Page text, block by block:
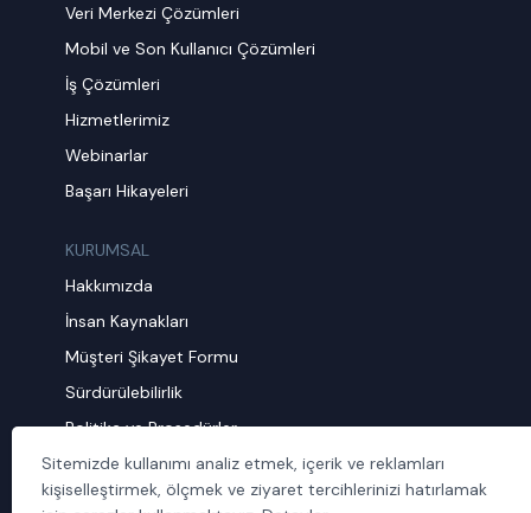
Veri Merkezi Çözümleri
Mobil ve Son Kullanıcı Çözümleri
İş Çözümleri
Hizmetlerimiz
Webinarlar
Başarı Hikayeleri
KURUMSAL
Hakkımızda
İnsan Kaynakları
Müşteri Şikayet Formu
Sürdürülebilirlik
Politika ve Prosedürler
İletişim
Sitemizde kullanımı analiz etmek, içerik ve reklamları
kişiselleştirmek, ölçmek ve ziyaret tercihlerinizi hatırlamak